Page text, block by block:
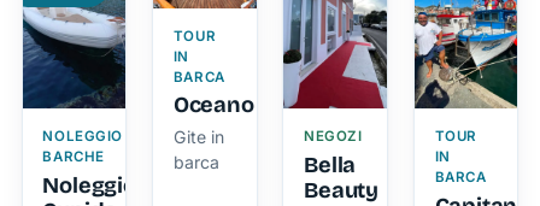
NOLEGGIO
BARCHE
Noleggio
TOUR
IN
BARCA
Oceano
Gite in
barca
NEGOZI
Bella
Beauty
TOUR
IN
BARCA